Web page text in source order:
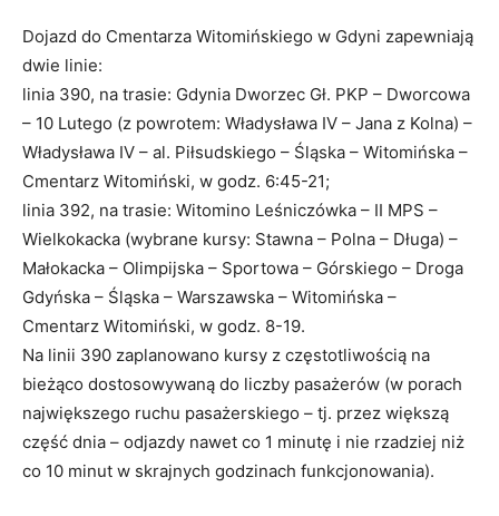
Dojazd do Cmentarza Witomińskiego w Gdyni zapewniają
dwie linie:
linia 390, na trasie: Gdynia Dworzec Gł. PKP – Dworcowa
– 10 Lutego (z powrotem: Władysława IV – Jana z Kolna) –
Władysława IV – al. Piłsudskiego – Śląska – Witomińska –
Cmentarz Witomiński, w godz. 6:45-21;
linia 392, na trasie: Witomino Leśniczówka – II MPS –
Wielkokacka (wybrane kursy: Stawna – Polna – Długa) –
Małokacka – Olimpijska – Sportowa – Górskiego – Droga
Gdyńska – Śląska – Warszawska – Witomińska –
Cmentarz Witomiński, w godz. 8-19.
Na linii 390 zaplanowano kursy z częstotliwością na
bieżąco dostosowywaną do liczby pasażerów (w porach
największego ruchu pasażerskiego – tj. przez większą
część dnia – odjazdy nawet co 1 minutę i nie rzadziej niż
co 10 minut w skrajnych godzinach funkcjonowania).